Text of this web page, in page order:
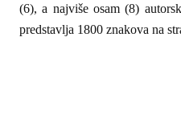
(6), a najviše osam (8)
predstavlja 1800 znakova na